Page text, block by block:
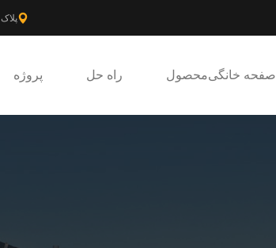
پلاک 1688، جاده شرقی گائوکه، ناحیه جدید پودونگ، شانگهای، چین.
صفحه خانگیمحصول راه حل پروژه